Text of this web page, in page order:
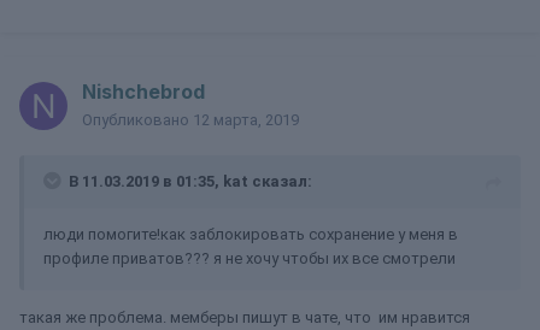
Nishchebrod
Опубликовано 12 марта, 2019
В 11.03.2019 в 01:35, kat сказал:
люди помогите!как заблокировать сохранение у меня в
профиле приватов??? я не хочу чтобы их все смотрели
такая же проблема. мемберы пишут в чате, что им нравится